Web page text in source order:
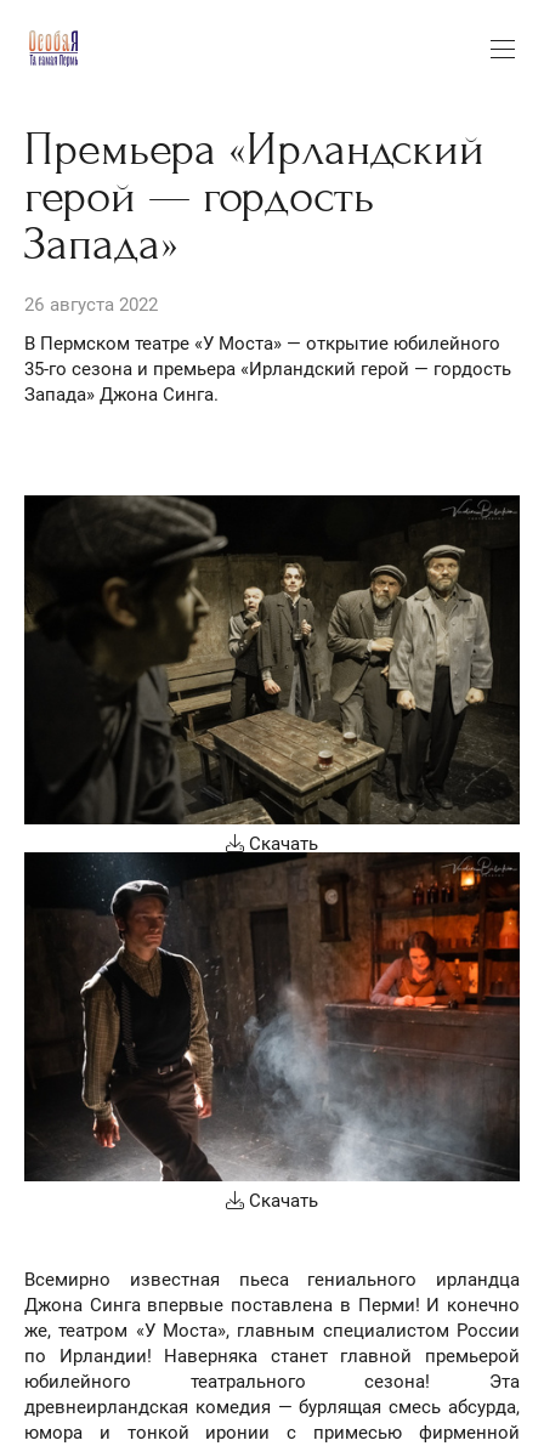
Премьера «Ирландский
герой — гордость
Запада»
26 августа 2022
В Пермском театре «У Моста» — открытие юбилейного
35-го сезона и премьера «Ирландский герой — гордость
Запада» Джона Синга.
Скачать
Скачать
Всемирно известная пьеса гениального ирландца
Джона Синга впервые поставлена в Перми! И конечно
же, театром «У Моста», главным специалистом России
по Ирландии! Наверняка станет главной премьерой
юбилейного театрального сезона! Эта
древнеирландская комедия — бурлящая смесь абсурда,
юмора и тонкой иронии с примесью фирменной